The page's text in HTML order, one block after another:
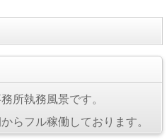
所執務風景です。
らフル稼働しております。